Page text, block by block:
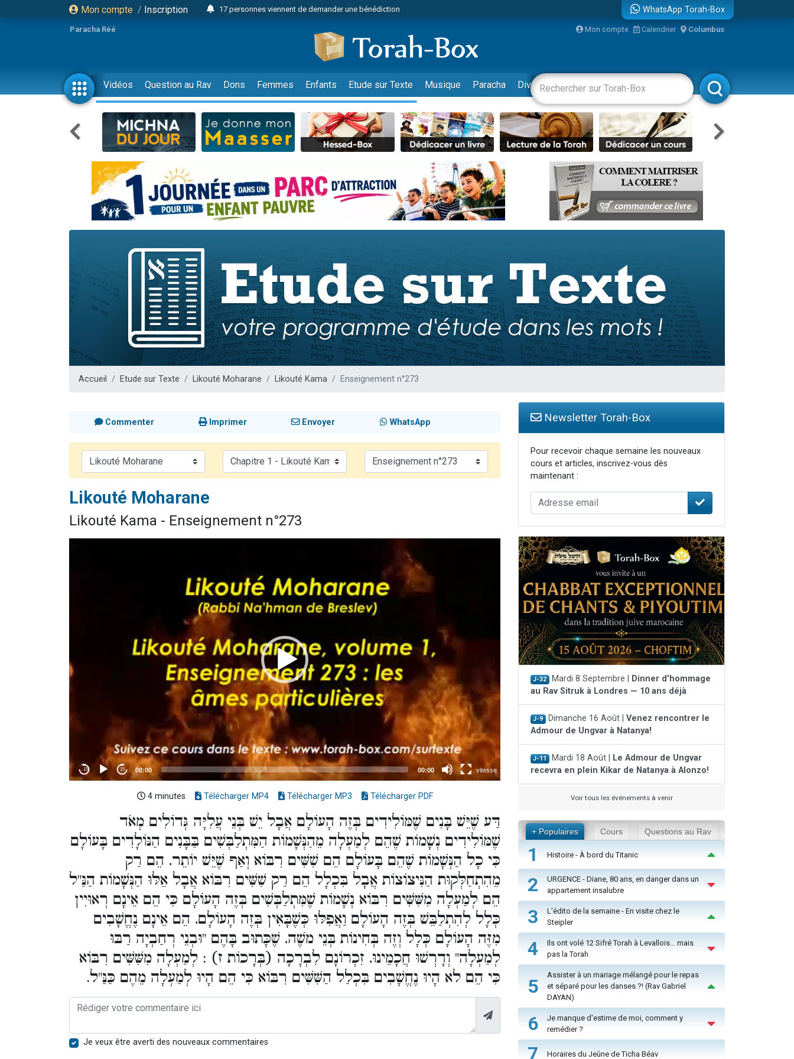
Mon compte / Inscription
17 personnes viennent de demander une bénédiction
23 personnes viennent de faire un don pour Diane, 80 ans, dans un appartement insalubre
Eva vient de donner son Maasser
4 personnes viennent de nous rejoindre sur WhatsApp
3 personnes viennent de nous rejoindre sur WhatsApp
Odaya vient de donner son Maasser
3 personnes viennent de faire un don pour 5 jours de vacances aux Orphelins
2 personnes viennent de nous rejoindre sur WhatsApp
Il reste 49 places pour étudier en groupe sur Zoom
30 personnes viennent de faire un don pour Sauvez la jambe de Yohan
12 nouvelles musiques dans Torah-Box Music
3 personnes viennent de nous rejoindre sur WhatsApp
2 nouvelles musiques dans Torah-Box Music
8 personnes viennent de faire un don pour Tsédaka : pauvres d'Israel
Nouvelle émission radio : Visions de grandeur n°104 : Le Chabbath et le Birkat Hamazone à travers le temps
4 personnes viennent de nous rejoindre sur WhatsApp
WhatsApp Torah-Box
Paracha Réé Mon compte Calendrier Columbus
Vidéos Question au Rav Dons Femmes Enfants Etude sur Texte Musique Paracha Divertissements Livres Rabbanim
Accueil Etude sur Texte Likouté Moharane Likouté Kama Enseignement n°273
Commenter Imprimer Envoyer WhatsApp
Likouté Moharane
Likouté Kama - Enseignement n°273
4 minutes Télécharger MP4 Télécharger MP3 Télécharger PDF
דַּע שֶׁיֵּשׁ בָּנִים שֶׁמּוֹלִידִים בְּזֶה הָעוֹלָם אֲבָל יֵשׁ בְּנֵי עֲלִיָּה גְּדוֹלִים מְאֹד
שֶׁמּוֹלִידִים נְשָׁמוֹת שֶׁהֵם לְמַעְלָה מֵהַנְּשָׁמוֹת הַמִּתְלַבְּשִׁים בַּבָּנִים הַנּוֹלָדִים בָּעוֹלָם
כִּי כָל הַנְּשָׁמוֹת שֶׁהֵם בָּעוֹלָם הֵם שִׁשִּׁים רִבּוֹא וְאַף שֶׁיֵּשׁ יוֹתֵר, הֵם רַק
מֵהִתְחַלְּקוּת הַנִּיצוֹצוֹת אֲבָל בִּכְלָל הֵם רַק שִׁשִּׁים רִבּוֹא אֲבָל אֵלּוּ הַנְּשָׁמוֹת הַנַּ"ל
הֵם לְמַעְלָה מִשִּׁשִּׁים רִבּוֹא נְשָׁמוֹת שֶׁמִּתְלַבְּשִׁים בְּזֶה הָעוֹלָם כִּי הֵם אֵינָם רְאוּיִין
כְּלָל לְהִתְלַבֵּשׁ בְּזֶה הָעוֹלָם וַאֲפִלּוּ כְּשֶׁבָּאִין בְּזֶה הָעוֹלָם, הֵם אֵינָם נֶחֱשָׁבִים
מִזֶּה הָעוֹלָם כְּלָל וְזֶה בְּחִינוֹת בְּנֵי משֶׁה, שֶׁכָּתוּב בָּהֶם "וּבְנֵי רְחַבְיָה רַבּוּ
לְמַעְלָה" וְדָרְשׁוּ חֲכָמֵינוּ, זִכְרוֹנָם לִבְרָכָה (בְּרָכוֹת ז) : לְמַעְלָה מִשִּׁשִּׁים רִבּוֹא
כִּי הֵם לא הָיוּ נֶחֱשָׁבִים בִּכְלַל הַשִּׁשִּׁים רִבּוֹא כִּי הֵם הָיוּ לְמַעְלָה מֵהֶם כַּנַּ"ל.
Je veux être averti des nouveaux commentaires
Newsletter Torah-Box
Pour recevoir chaque semaine les nouveaux
cours et articles, inscrivez-vous dès
maintenant :
J-32 Mardi 8 Septembre |
Dinner d'hommage
au Rav Sitruk à Londres — 10 ans déjà
J-9 Dimanche 16 Août | Venez rencontrer le
Admour de Ungvar à Natanya!
J-11 Mardi 18 Août |
Le Admour de Ungvar
recevra en plein Kikar de Natanya à Alonzo!
Voir tous les événements à venir
+ Populaires Cours Questions au Rav
1 Histoire - À bord du Titanic
2
URGENCE - Diane, 80 ans, en danger dans un
appartement insalubre
3
L'édito de la semaine - En visite chez le
Steipler
4
Ils ont volé 12 Sifré Torah à Levallois… mais
pas la Torah
5
Assister à un mariage mélangé pour le repas
et séparé pour les danses ?! (Rav Gabriel
DAYAN)
6
Je manque d'estime de moi, comment y
remédier ?
7 Horaires du Jeûne de Ticha Béav